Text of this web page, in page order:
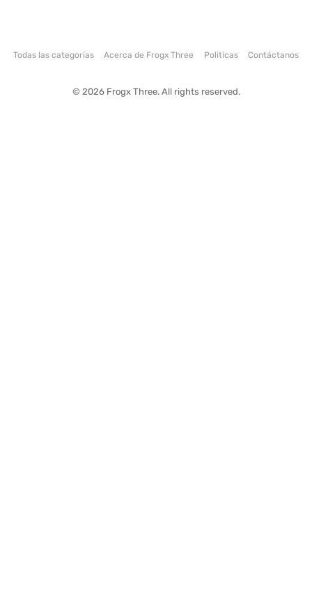
Todas las categorías Acerca de Frogx Three Politicas Contáctanos
© 2026 Frogx Three. All rights reserved.